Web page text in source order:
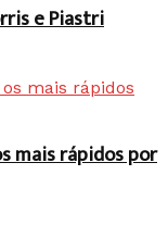
e Piastri
mais rápidos por